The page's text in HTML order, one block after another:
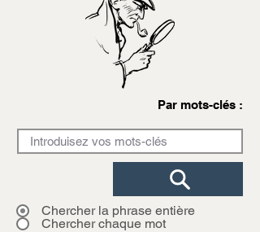
Par mots-clés :
Chercher la phrase entière
Chercher chaque mot